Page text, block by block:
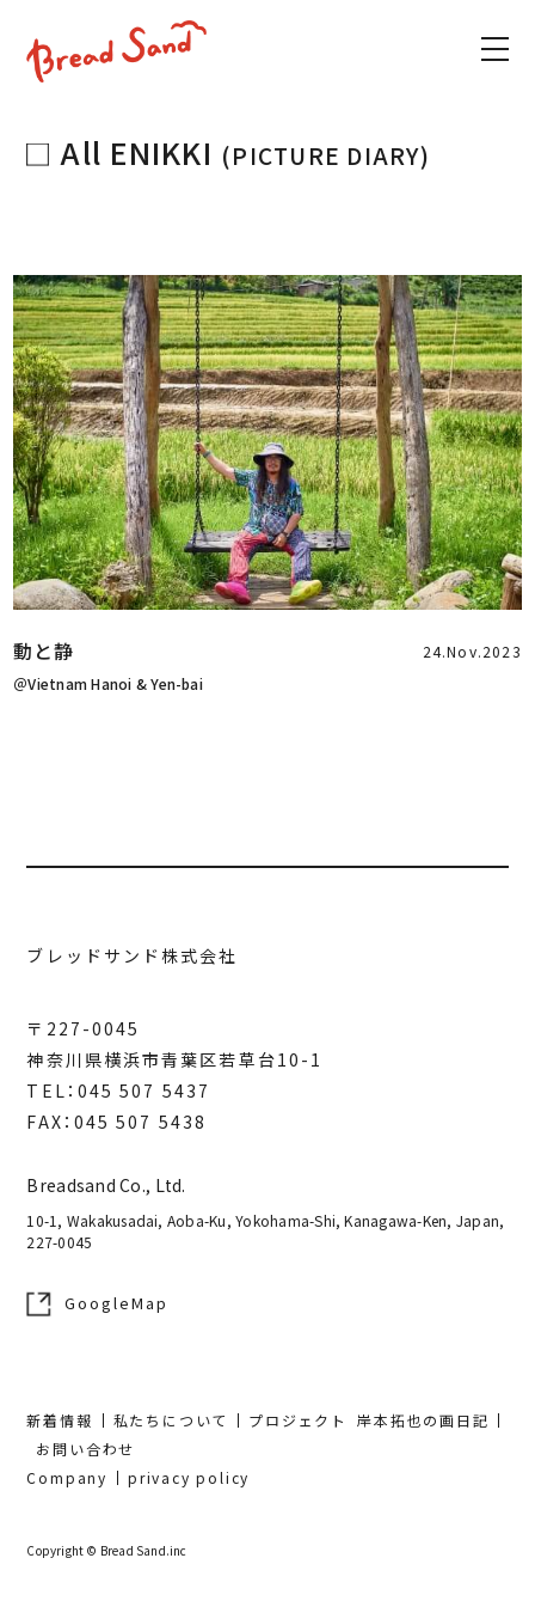
All ENIKKI (PICTURE DIARY)
動と静
24.Nov.2023
＠Vietnam Hanoi & Yen-bai
ブレッドサンド株式会社
〒227-0045
神奈川県横浜市青葉区若草台10-1
TEL：045 507 5437
FAX：045 507 5438
Breadsand Co., Ltd.
10-1, Wakakusadai, Aoba-Ku, Yokohama-Shi, Kanagawa-Ken, Japan,
227-0045
GoogleMap
新着情報 私たちについて プロジェクト
岸本拓也の画日記
お問い合わせ
Company
privacy policy
Copyright © Bread Sand.inc